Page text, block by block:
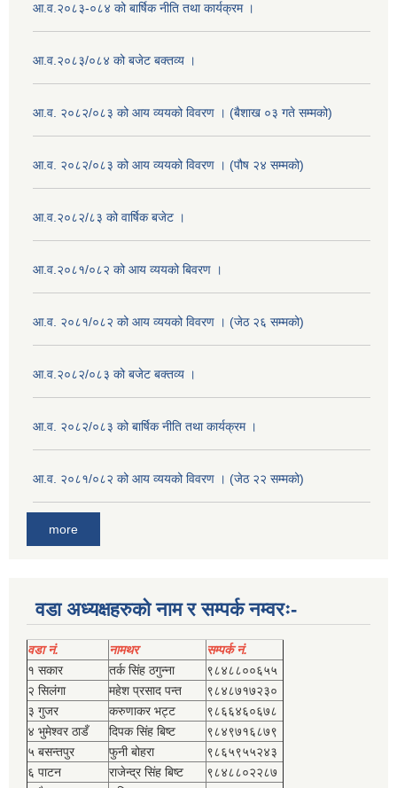
आ.व.२०८३-०८४ को बार्षिक नीति तथा कार्यक्रम ।
आ.व.२०८३/०८४ को बजेट बक्तव्य ।
आ.व. २०८२/०८३ को आय व्ययको विवरण । (बैशाख ०३ गते सम्मको)
आ.व. २०८२/०८३ को आय व्ययको विवरण । (पौष २४ सम्मको)
आ.व.२०८२/८३ को वार्षिक बजेट ।
आ.व.२०८१/०८२ को आय व्ययको बिवरण ।
आ.व. २०८१/०८२ को आय व्ययको विवरण । (जेठ २६ सम्मको)
आ.व.२०८२/०८३ को बजेट बक्तव्य ।
आ.व. २०८२/०८३ को बार्षिक नीति तथा कार्यक्रम ।
आ.व. २०८१/०८२ को आय व्ययको विवरण । (जेठ २२ सम्मको)
more
वडा अध्यक्षहरुको नाम र सम्पर्क नम्वरः-
वडा नं. नामथर
सम्पर्क नं.
१ सकार
तर्क सिंह ठगुन्‍ना
९८४८८००६५५
२ सिलंगा
महेश प्रसाद पन्त
९८४८७१७२३०
३ गुजर
करुणाकर भट्ट
९८६६४६०६७८
४ भुमेश्‍वर ठाडँ
दिपक सिंह बिष्‍ट
९८४९७१६८७९
५ बसन्तपुर
फुनी बोहरा
९८६५९५५२४३
६ पाटन
राजेन्द्र सिंह बिष्‍ट
९८४८८०२२८७